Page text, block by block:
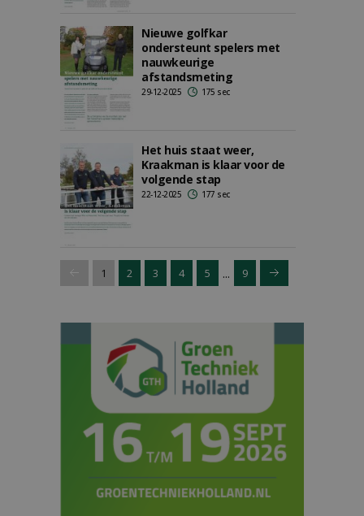
Nieuwe golfkar
ondersteunt spelers met
nauwkeurige
afstandsmeting
29-12-2025 175 sec
Het huis staat weer,
Kraakman is klaar voor de
volgende stap
22-12-2025 177 sec
1 2 3 4 5 ... 9